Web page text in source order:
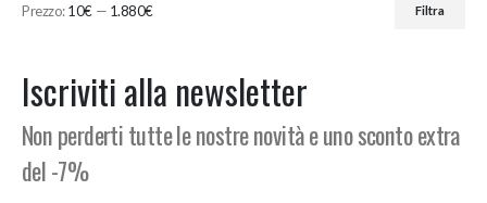
Filtra
Prezzo:10€ — 1.880€
Iscriviti alla newsletter
Non perderti tutte le nostre novità e uno sconto extra
del -7%